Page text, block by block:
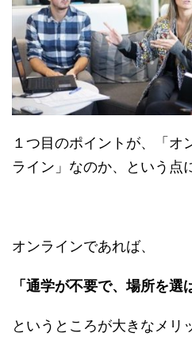
１つ目のポイントが、「オ
ライン」なのか、という点
オンラインであれば、
「通学が不要で、場所を選
というところが大きなメリ